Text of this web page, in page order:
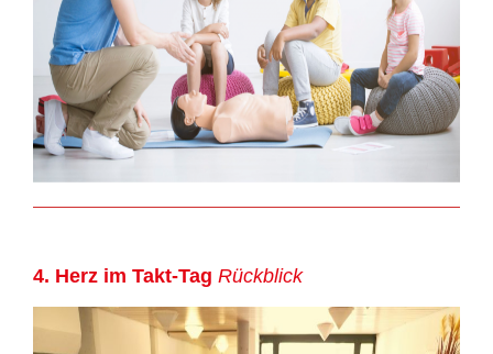
4. Herz im Takt-Tag Rückblick